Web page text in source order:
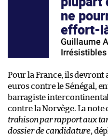
ne
effort-
Guillaume
Pour la France, ils devront
euros contre le Sénégal,
barragiste
contre la Norvège. La note
trahison par rapport aux
dossier de candidature,